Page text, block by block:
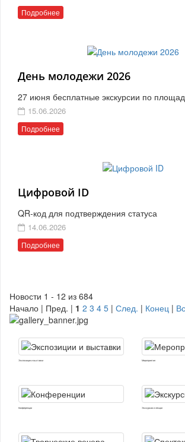
Подробнее
День молодежи 2026
27 июня бесплатные экскурсии по
15.06.2026
Подробнее
Цифровой ID
QR-код для подтверждения статуса
14.06.2026
Подробнее
Новости 1 - 12 из 684
Начало | Пред. | 1 2 3 4 5 | След. | Конец |
Экспозиции и выставки Мероприятия
Конференции Экскурсии и лекции